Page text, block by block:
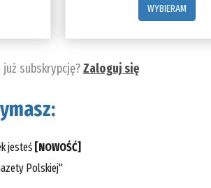
WYBIERAM
już subskrypcję?Zaloguj się
jesteś [NOWOŚĆ]
Polskiej"